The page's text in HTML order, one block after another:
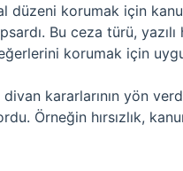
düzeni korumak için
Bu ceza türü,
korumak için
divan kararlarının yön
Örneğin hırsızlık,